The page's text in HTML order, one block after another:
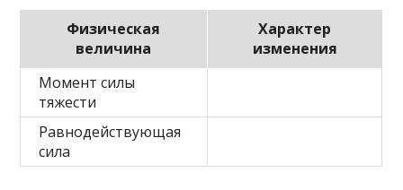
Физическая
величина
Характер
изменения
Момент силы
тяжести
Равнодействующая
сила